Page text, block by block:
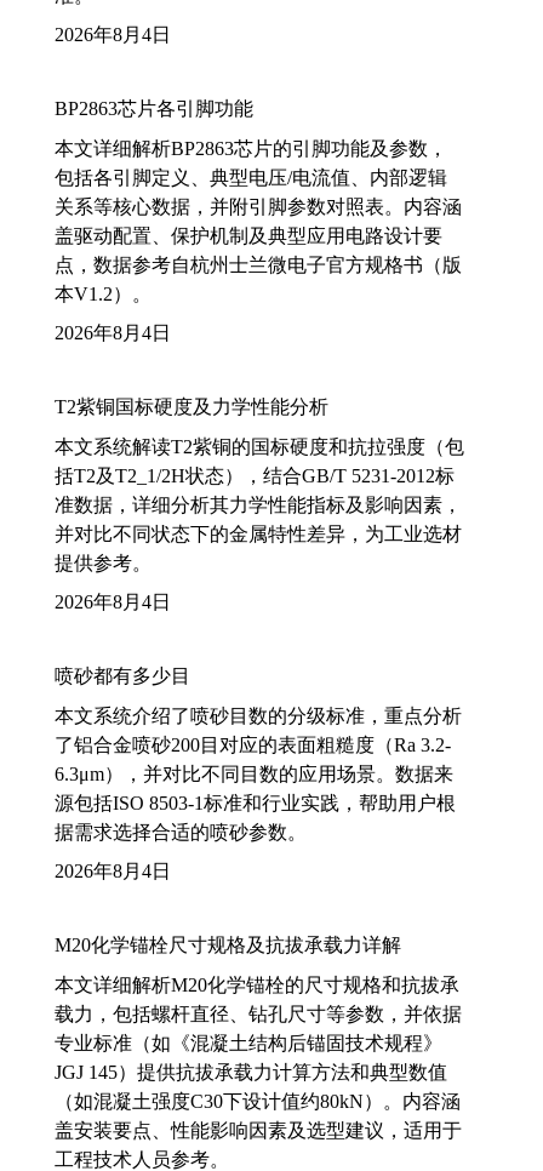
2026年8月4日
BP2863芯片各引脚功能
本文详细解析BP2863芯片的引脚功能及参数，
包括各引脚定义、典型电压/电流值、内部逻辑
关系等核心数据，并附引脚参数对照表。内容涵
盖驱动配置、保护机制及典型应用电路设计要
点，数据参考自杭州士兰微电子官方规格书（版
本V1.2）。
2026年8月4日
T2紫铜国标硬度及力学性能分析
本文系统解读T2紫铜的国标硬度和抗拉强度（包
括T2及T2_1/2H状态），结合GB/T 5231-2012标
准数据，详细分析其力学性能指标及影响因素，
并对比不同状态下的金属特性差异，为工业选材
提供参考。
2026年8月4日
喷砂都有多少目
本文系统介绍了喷砂目数的分级标准，重点分析
了铝合金喷砂200目对应的表面粗糙度（Ra 3.2-
6.3μm），并对比不同目数的应用场景。数据来
源包括ISO 8503-1标准和行业实践，帮助用户根
据需求选择合适的喷砂参数。
2026年8月4日
M20化学锚栓尺寸规格及抗拔承载力详解
本文详细解析M20化学锚栓的尺寸规格和抗拔承
载力，包括螺杆直径、钻孔尺寸等参数，并依据
专业标准（如《混凝土结构后锚固技术规程》
JGJ 145）提供抗拔承载力计算方法和典型数值
（如混凝土强度C30下设计值约80kN）。内容涵
盖安装要点、性能影响因素及选型建议，适用于
工程技术人员参考。